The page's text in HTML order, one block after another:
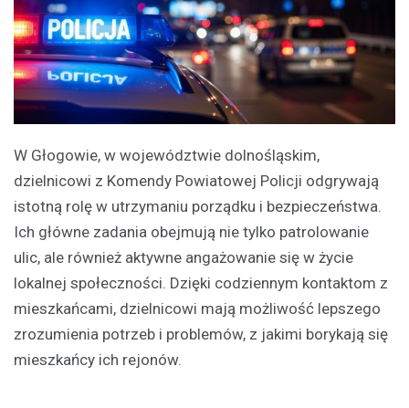
W Głogowie, w województwie dolnośląskim,
dzielnicowi z Komendy Powiatowej Policji odgrywają
istotną rolę w utrzymaniu porządku i bezpieczeństwa.
Ich główne zadania obejmują nie tylko patrolowanie
ulic, ale również aktywne angażowanie się w życie
lokalnej społeczności. Dzięki codziennym kontaktom z
mieszkańcami, dzielnicowi mają możliwość lepszego
zrozumienia potrzeb i problemów, z jakimi borykają się
mieszkańcy ich rejonów.